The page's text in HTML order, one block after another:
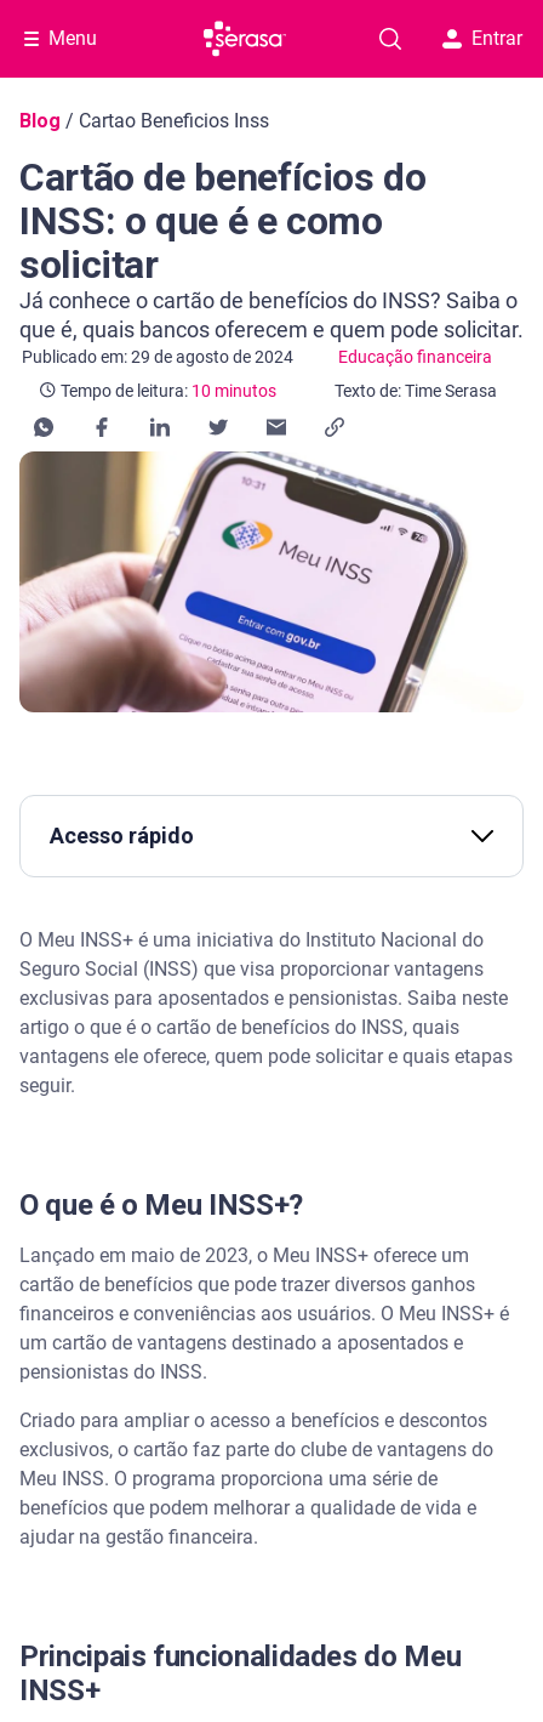
Menu Entrar
Navegação do blog
Blog / Cartao Beneficios Inss
Cartão de benefícios do
INSS: o que é e como
solicitar
Já conhece o cartão de benefícios do INSS? Saiba o
que é, quais bancos oferecem e quem pode solicitar.
Publicado em: 29 de agosto de 2024 Educação financeira
Categoria Educação financeira
Tempo de leitura: 10 minutos
Tempo de leitura: 10 minutos
Texto de: Time Serasa
Acesso rápido
Principais funcionalidades do Meu INSS+
Quais são os benefícios do Meu INSS+?
Quais bancos fazem o Cartão Meu INSS+?
O Meu INSS+ é uma iniciativa do Instituto Nacional do
Seguro Social (INSS) que visa proporcionar vantagens
exclusivas para aposentados e pensionistas. Saiba neste
artigo o que é o cartão de benefícios do INSS, quais
vantagens ele oferece, quem pode solicitar e quais etapas
seguir.
O que é o Meu INSS+?
Lançado em maio de 2023, o Meu INSS+ oferece um
cartão de benefícios que pode trazer diversos ganhos
financeiros e conveniências aos usuários. O Meu INSS+ é
um cartão de vantagens destinado a aposentados e
pensionistas do INSS.
Criado para ampliar o acesso a benefícios e descontos
exclusivos, o cartão faz parte do clube de vantagens do
Meu INSS. O programa proporciona uma série de
benefícios que podem melhorar a qualidade de vida e
ajudar na gestão financeira.
Principais funcionalidades do Meu
INSS+